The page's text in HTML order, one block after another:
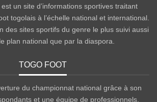
un site d’informations sportives traitant
togolais à l’échelle national et international.
des sites sportifs du genre le plus suivi aussi
plan national que par la diaspora.
TOGO FOOT
du championnat national grâce à son
et une équipe de professionnels,